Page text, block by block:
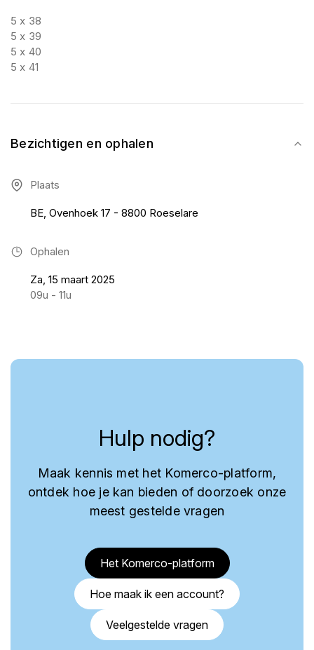
5 x 38
5 x 39
5 x 40
5 x 41
Bezichtigen en ophalen
Plaats
BE, Ovenhoek 17 - 8800 Roeselare
Ophalen
Za, 15 maart 2025
09u - 11u
Hulp nodig?
Maak kennis met het Komerco-platform,
ontdek hoe je kan bieden of doorzoek onze
meest gestelde vragen
Het Komerco-platform
Hoe maak ik een account?
Veelgestelde vragen